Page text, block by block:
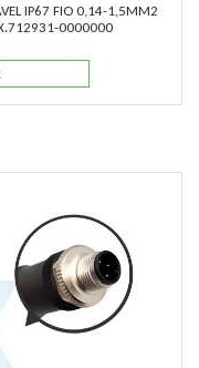
IP67 FIO 0,14-1,5MM2
0000000